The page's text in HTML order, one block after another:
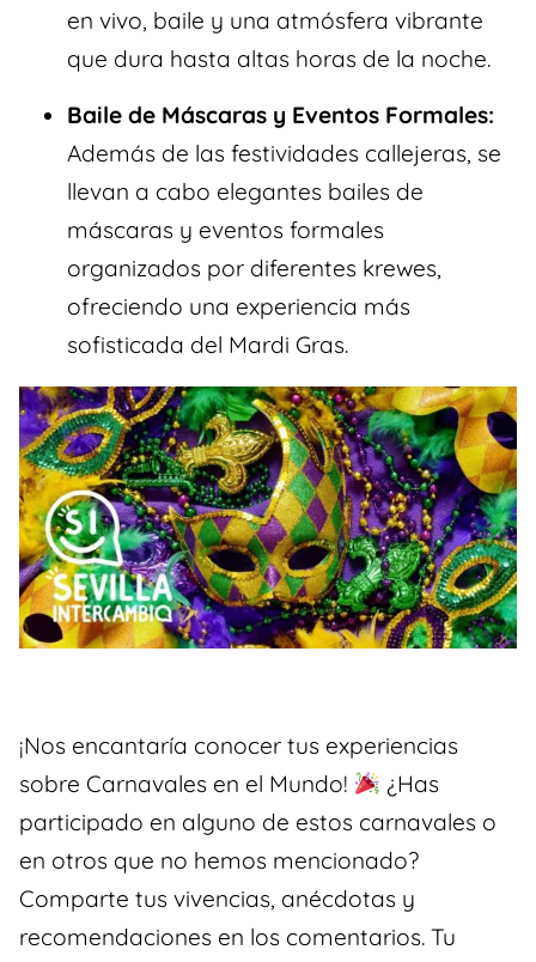
en vivo, baile y una atmósfera vibrante
que dura hasta altas horas de la noche.
Baile de Máscaras y Eventos Formales:
Además de las festividades callejeras, se
llevan a cabo elegantes bailes de
máscaras y eventos formales
organizados por diferentes krewes,
ofreciendo una experiencia más
sofisticada del Mardi Gras.
¡Nos encantaría conocer tus experiencias
sobre Carnavales en el Mundo!
¿Has
participado en alguno de estos carnavales o
en otros que no hemos mencionado?
Comparte tus vivencias, anécdotas y
recomendaciones en los comentarios. Tu